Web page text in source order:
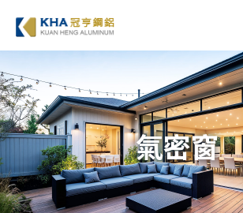
主
要
內
容
氣密窗